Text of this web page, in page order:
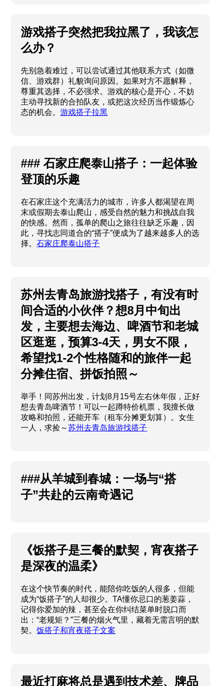
游戏搭子突然把我拉黑了，我该怎
么办？
先别急着难过，可以尝试通过其他联系方式（如微
信、游戏群）礼貌询问原因。如果对方不愿解释，
尊重其选择，不必强求。游戏的核心是开心，不妨
主动寻找新的合拍队友，或把这次经历当作锻炼心
态的机会。游戏搭子拉黑
### 石家庄爬泰山搭子：一起体验
登顶的乐趣
在石家庄这个充满活力的城市，许多人都渴望在周
末或假期去泰山爬山，感受自然的魅力和挑战自我
的快感。然而，孤单的爬山之旅往往缺乏乐趣，因
此，寻找志同道合的“搭子”便成为了越来越多人的选
择。石家庄爬泰山搭子
苏州去青岛旅游找搭子，有没有时
间合适的小伙伴？想8月中旬出
发，主要想去海边、啤酒节和老城
区逛逛，预算3-4天，男女不限，
希望找1-2个性格随和的旅伴一起
分摊住宿、拼饭拍照～
举手！同苏州出发，计划8月15号左右休年假，正好
想去青岛啤酒节！可以一起蹲特价机票，我擅长做
攻略和拍照，还能开车（租车分摊更划算）。女生
一人，求捡～苏州去青岛旅游找搭子
###从羊城到春城：一场与“搭
子”共赴的云南奇遇记
《饭搭子是三餐的默契，宵夜搭子
是深夜的温柔》
在这个快节奏的时代，能陪你吃饭的人很多，但能
成为“饭搭子”的人却很少。TA懂你忌口的葱姜蒜，
记得你爱加的辣，甚至会在你纠结菜单时脱口而
出：“老规矩？”三餐的烟火气里，藏着无需言明的默
契。饭搭子和宵夜搭子文案
最近打麻将总是遇到技术差、牌品